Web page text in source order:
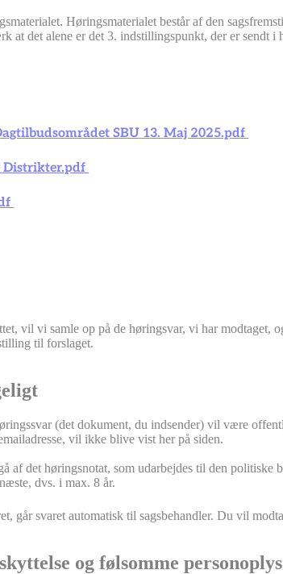
Høringsmaterialet består af den
at det alene er det 3. indstillingspunkt, der er
SBU 13. Maj 2025.pdf
Distrikter.pdf
vil vi samle op på de høringsvar, vi har
til forslaget.
(det dokument, du indsender) vil være
vil ikke blive vist her på siden.
af det høringsnotat, som udarbejdes til den
dvs. i max. 8 år.
går svaret automatisk til sagsbehandler. Du vil
og følsomme